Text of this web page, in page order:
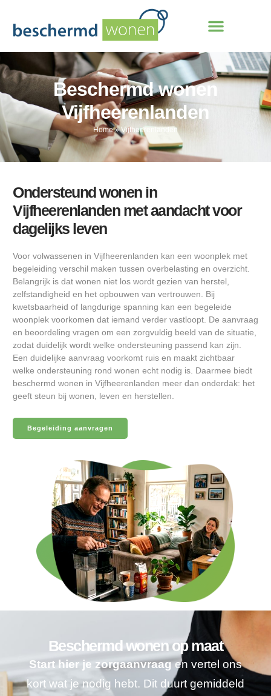
Beschermd wonen
Vijfheerenlanden
Home»Vijfheerenlanden
Ondersteund wonen in
Vijfheerenlanden met aandacht voor
dagelijks leven
Voor volwassenen in Vijfheerenlanden kan een woonplek met
begeleiding verschil maken tussen overbelasting en overzicht.
Belangrijk is dat wonen niet los wordt gezien van herstel,
zelfstandigheid en het opbouwen van vertrouwen. Bij
kwetsbaarheid of langdurige spanning kan een begeleide
woonplek voorkomen dat iemand verder vastloopt. De aanvraag
en beoordeling vragen om een zorgvuldig beeld van de situatie,
zodat duidelijk wordt welke ondersteuning passend kan zijn.
Een duidelijke aanvraag voorkomt ruis en maakt zichtbaar
welke ondersteuning rond wonen echt nodig is. Daarmee biedt
beschermd wonen in Vijfheerenlanden meer dan onderdak: het
geeft steun bij wonen, leven en herstellen.
Begeleiding aanvragen
Beschermd wonen op maat
Start hier je zorgaanvraagen vertel ons
kort wat je nodig hebt. Dit duurt gemiddeld